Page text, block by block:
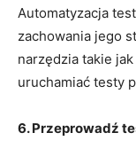
Automatyzacja
zachowania jego
narzędzia takie‍
uruchamiać testy
6. Przeprowadź